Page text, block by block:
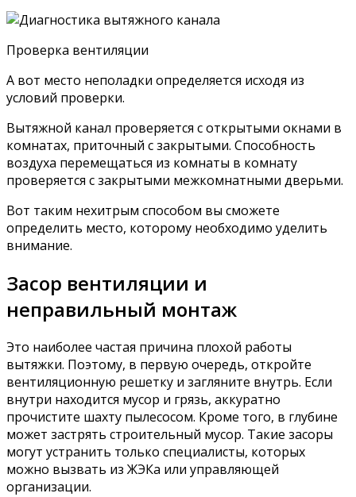
Проверка вентиляции
А вот место неполадки определяется исходя из
условий проверки.
Вытяжной канал проверяется с открытыми окнами в
комнатах, приточный с закрытыми. Способность
воздуха перемещаться из комнаты в комнату
проверяется с закрытыми межкомнатными дверьми.
Вот таким нехитрым способом вы сможете
определить место, которому необходимо уделить
внимание.
Засор вентиляции и
неправильный монтаж
Это наиболее частая причина плохой работы
вытяжки. Поэтому, в первую очередь, откройте
вентиляционную решетку и загляните внутрь. Если
внутри находится мусор и грязь, аккуратно
прочистите шахту пылесосом. Кроме того, в глубине
может застрять строительный мусор. Такие засоры
могут устранить только специалисты, которых
можно вызвать из ЖЭКа или управляющей
организации.